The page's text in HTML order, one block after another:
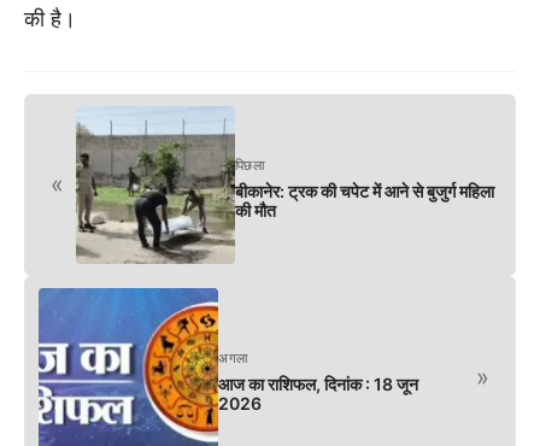
की है।
«
पिछला
बीकानेर: ट्रक की चपेट में आने से बुजुर्ग महिला
की मौत
अगला
आज का राशिफल, दिनांक : 18 जून
2026
»